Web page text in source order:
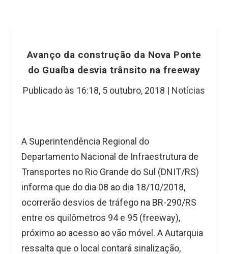
Avanço da construção da Nova Ponte
do Guaíba desvia trânsito na freeway
Publicado às 16:18, 5 outubro, 2018 | Notícias
A Superintendência Regional do
Departamento Nacional de Infraestrutura de
Transportes no Rio Grande do Sul (DNIT/RS)
informa que do dia 08 ao dia 18/10/2018,
ocorrerão desvios de tráfego na BR-290/RS
entre os quilômetros 94 e 95 (freeway),
próximo ao acesso ao vão móvel. A Autarquia
ressalta que o local contará sinalização,